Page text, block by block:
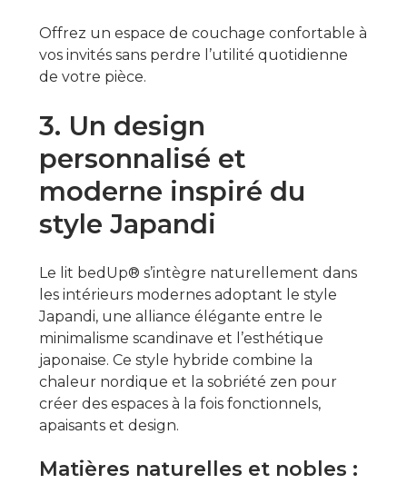
Offrez un espace de couchage confortable à
vos invités sans perdre l’utilité quotidienne
de votre pièce.
3. Un design
personnalisé et
moderne inspiré du
style Japandi
Le lit bedUp® s’intègre naturellement dans
les intérieurs modernes adoptant le style
Japandi, une alliance élégante entre le
minimalisme scandinave et l’esthétique
japonaise. Ce style hybride combine la
chaleur nordique et la sobriété zen pour
créer des espaces à la fois fonctionnels,
apaisants et design.
Matières naturelles et nobles :